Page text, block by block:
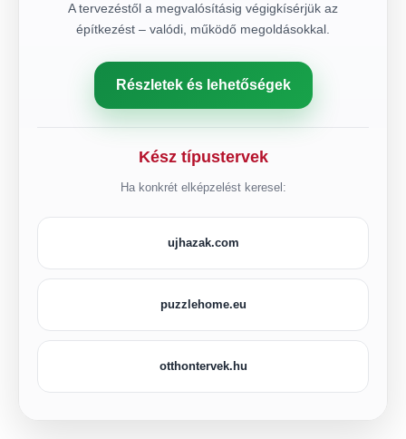
A tervezéstől a megvalósításig végigkísérjük az
építkezést – valódi, működő megoldásokkal.
Részletek és lehetőségek
Kész típustervek
Ha konkrét elképzelést keresel:
ujhazak.com
puzzlehome.eu
otthontervek.hu